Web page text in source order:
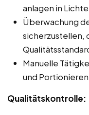
anlagen in
Überwachung
sicherzustellen,
Manuelle
und
Qualitätskontrolle: